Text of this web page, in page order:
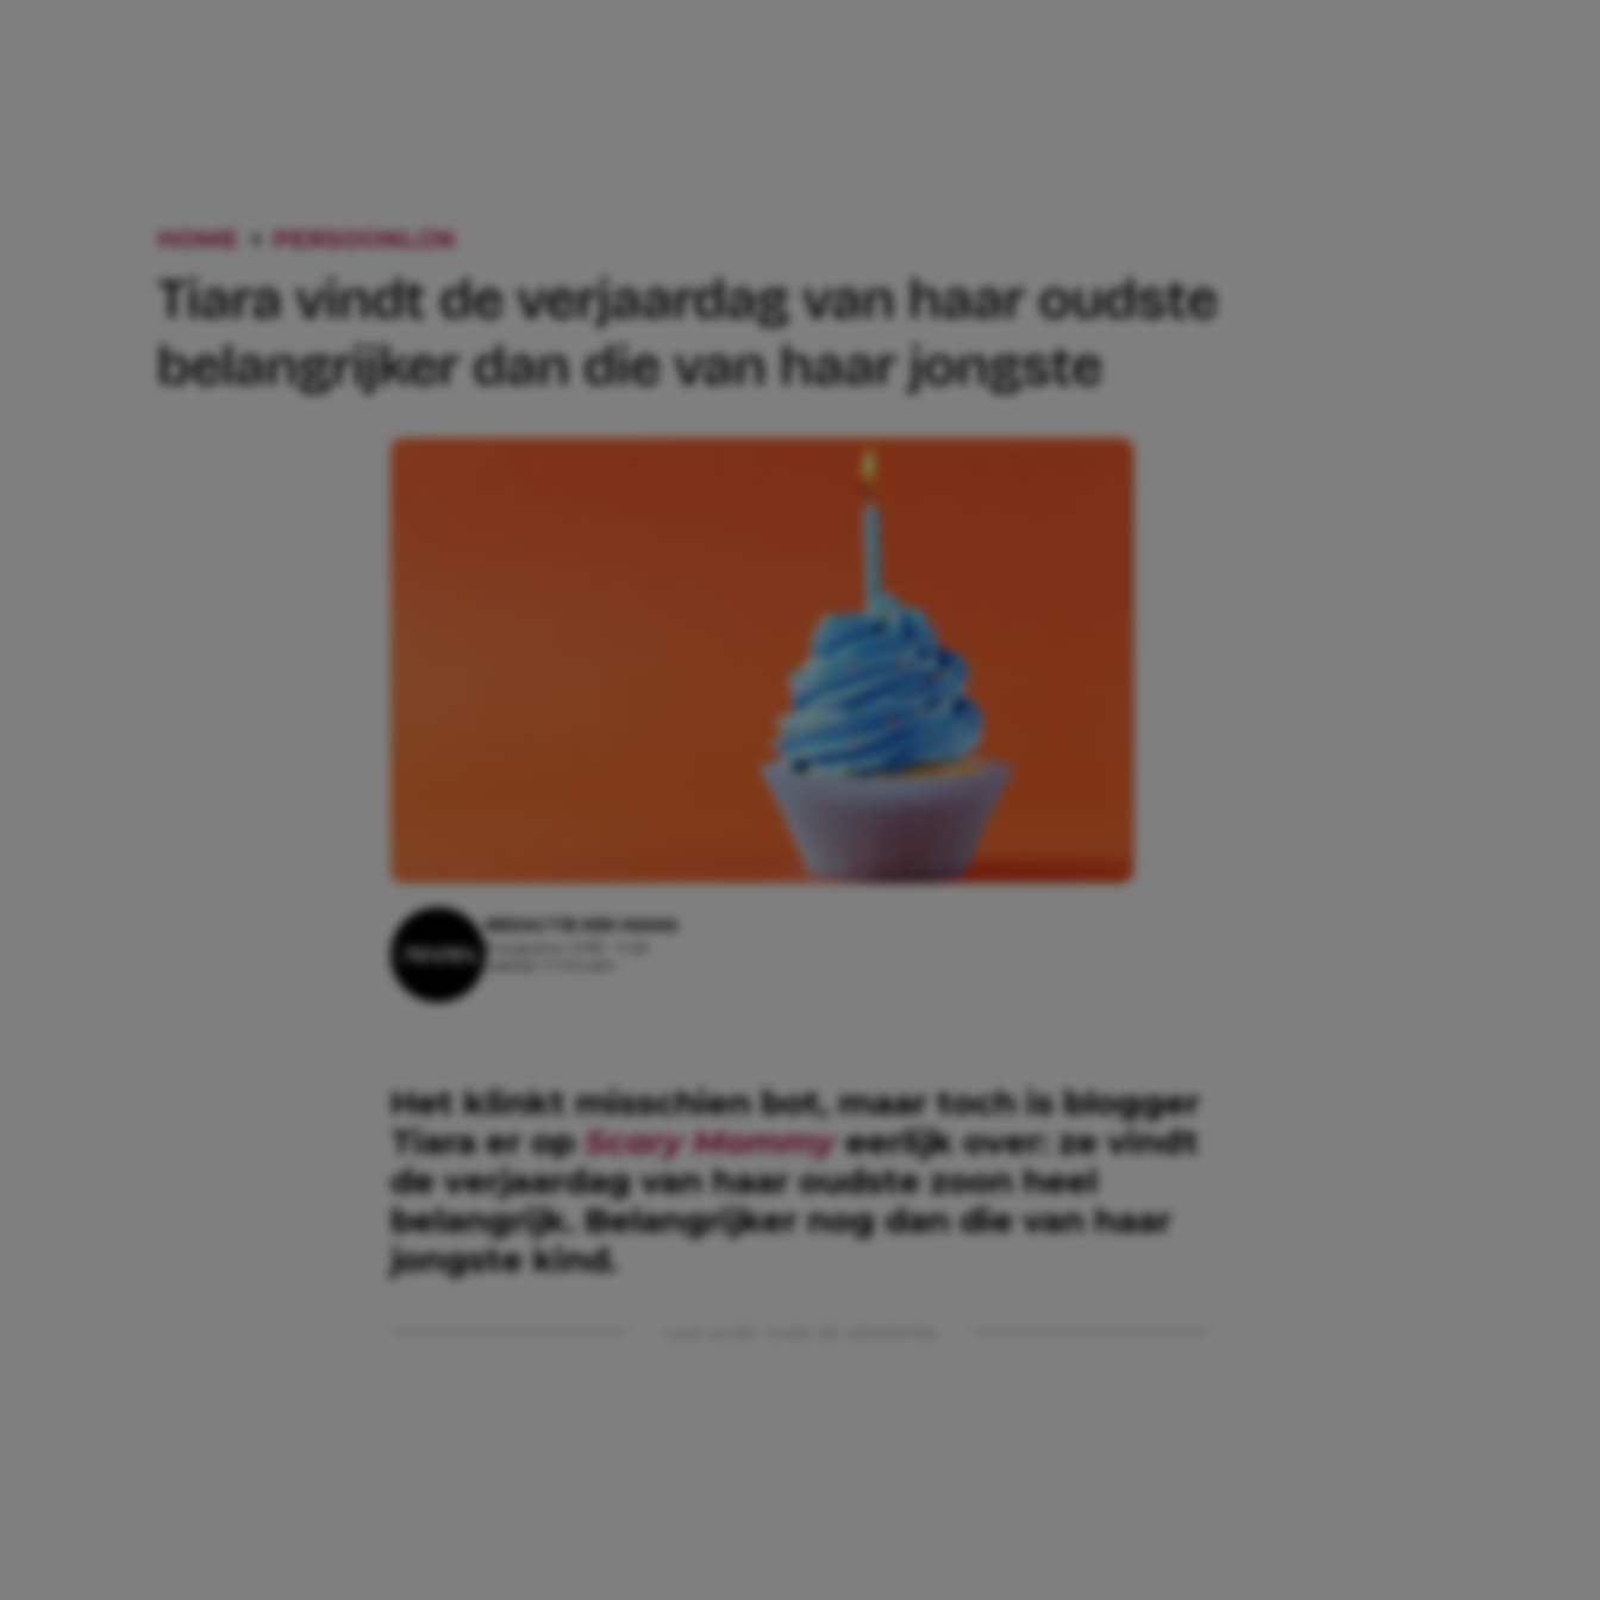
HOME PERSOONLIJK
Tiara vindt de verjaardag van haar oudste
belangrijker dan die van haar jongste
REDACTIE KEK MAMA
8 augustus, 2018 - 11:48
Het klinkt misschien bot, maar toch is blogger
Tiara er op Scary Mommyeerlijk over: ze vindt
de verjaardag van haar oudste zoon heel
belangrijk. Belangrijker nog dan die van haar
jongste kind.